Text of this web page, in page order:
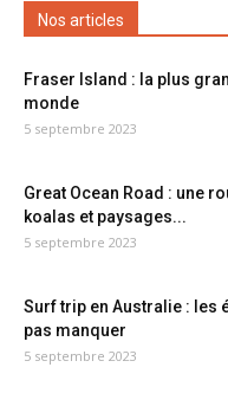
Nos articles
Fraser Island : la plus
monde
5 septembre 2023
Great Ocean Road : une
koalas et paysages...
5 septembre 2023
Surf trip en Australie : les
pas manquer
5 septembre 2023